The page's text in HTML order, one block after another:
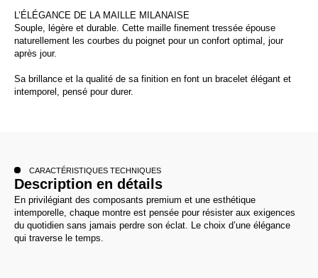
L’ÉLÉGANCE DE LA MAILLE MILANAISE
Souple, légère et durable. Cette maille finement tressée épouse
naturellement les courbes du poignet pour un confort optimal, jour
après jour.
Sa brillance et la qualité de sa finition en font un bracelet élégant et
intemporel, pensé pour durer.
CARACTÉRISTIQUES TECHNIQUES
Description en détails
En privilégiant des composants premium et une esthétique
intemporelle, chaque montre est pensée pour résister aux exigences
du quotidien sans jamais perdre son éclat. Le choix d’une élégance
qui traverse le temps.